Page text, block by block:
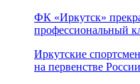
ФК «Иркутск»
профессиональный
Иркутские
на первенстве